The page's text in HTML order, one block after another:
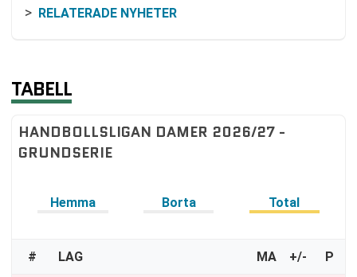
RELATERADE NYHETER
TABELL
HANDBOLLSLIGAN DAMER 2026/27 -
GRUNDSERIE
Hemma Borta Total
# LAG MA +/- P